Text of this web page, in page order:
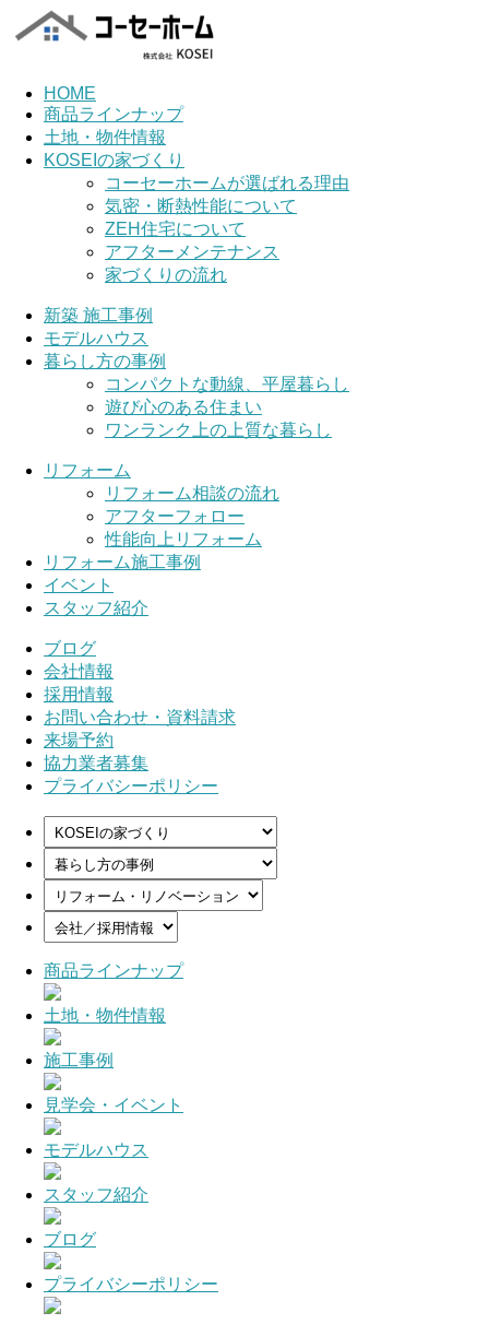
HOME
商品ラインナップ
土地・物件情報
KOSEIの家づくり
コーセーホームが選ばれる理由
気密・断熱性能について
ZEH住宅について
アフターメンテナンス
家づくりの流れ
新築 施工事例
モデルハウス
暮らし方の事例
コンパクトな動線、平屋暮らし
遊び心のある住まい
ワンランク上の上質な暮らし
リフォーム
リフォーム相談の流れ
アフターフォロー
性能向上リフォーム
リフォーム施工事例
イベント
スタッフ紹介
ブログ
会社情報
採用情報
お問い合わせ・資料請求
来場予約
協力業者募集
プライバシーポリシー
商品ラインナップ
土地・物件情報
施工事例
見学会・イベント
モデルハウス
スタッフ紹介
ブログ
プライバシーポリシー